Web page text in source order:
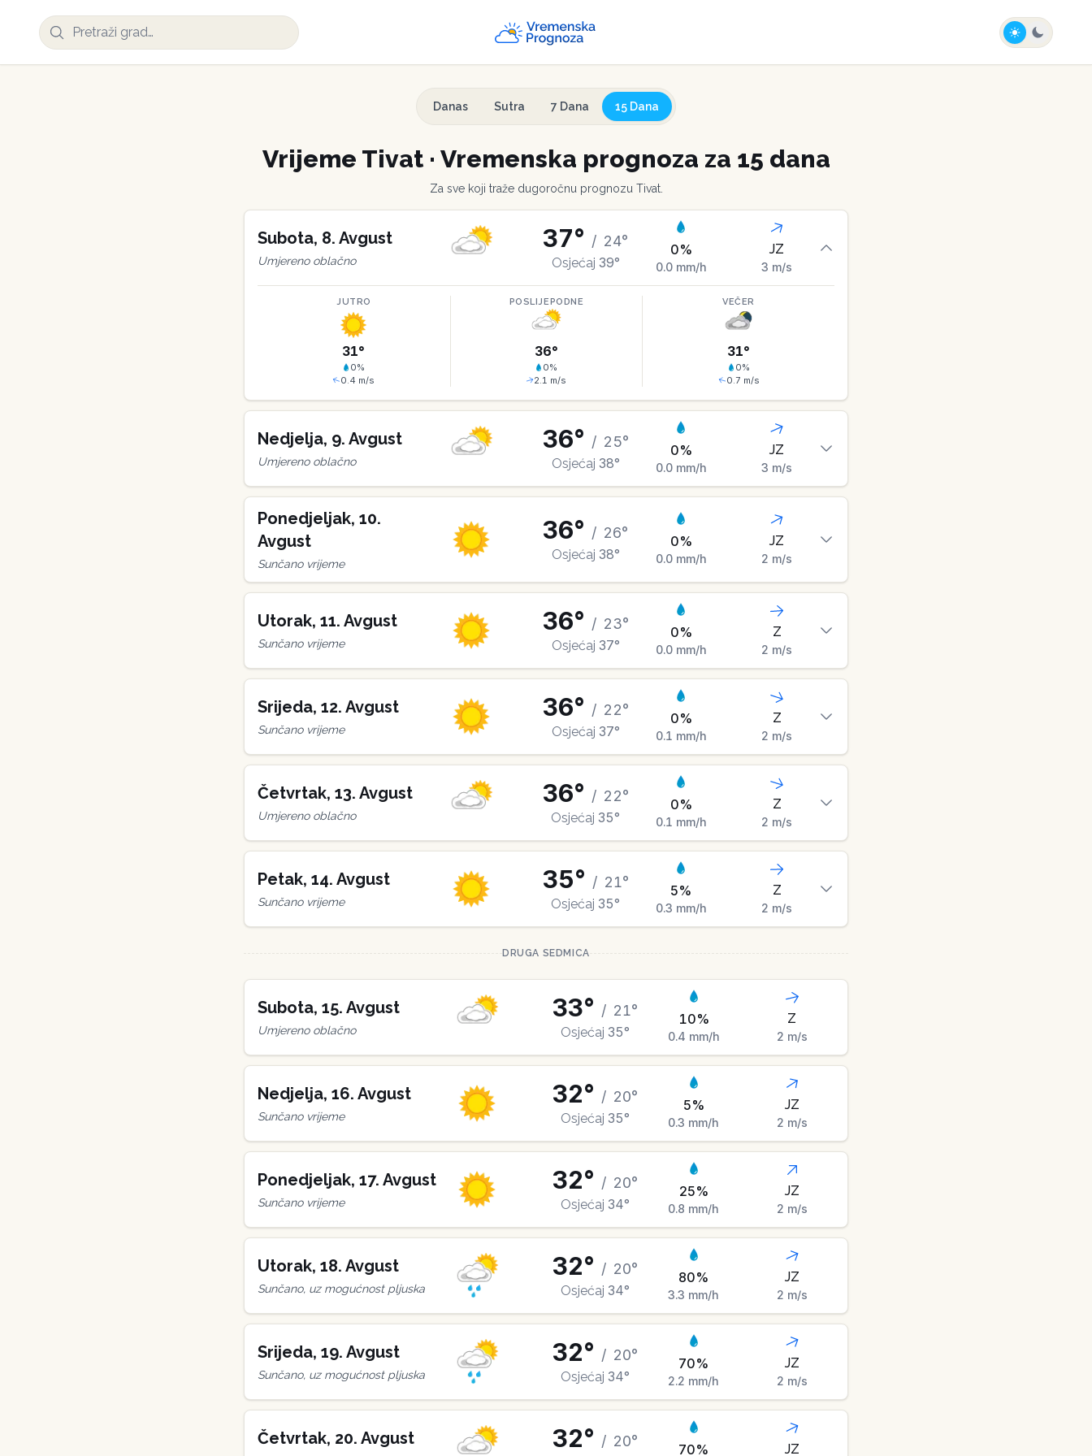
Danas Sutra 7 Dana 15 Dana
Vrijeme Tivat· Vremenska prognoza za 15 dana
Za sve koji traže dugoročnu prognozu Tivat.
Subota, 8. Avgust
Umjereno oblačno
37° / 24°
Osjećaj 39°
0%
0.0mm/h
JZ
3 m/s
JUTRO
31°
0%
0.4 m/s
POSLIJEPODNE
36°
0%
2.1 m/s
VEČER
31°
0%
0.7 m/s
Nedjelja, 9. Avgust
Umjereno oblačno
36° / 25°
Osjećaj 38°
0%
0.0mm/h
JZ
3 m/s
Ponedjeljak, 10.
Avgust
Sunčano vrijeme
36° / 26°
Osjećaj 38°
0%
0.0mm/h
JZ
2 m/s
Utorak, 11. Avgust
Sunčano vrijeme
36° / 23°
Osjećaj 37°
0%
0.0mm/h
Z
2 m/s
Srijeda, 12. Avgust
Sunčano vrijeme
36° / 22°
Osjećaj 37°
0%
0.1 mm/h
Z
2 m/s
Četvrtak, 13. Avgust
Umjereno oblačno
36° / 22°
Osjećaj 35°
0%
0.1 mm/h
Z
2 m/s
Petak, 14. Avgust
Sunčano vrijeme
35° / 21°
Osjećaj 35°
5%
0.3 mm/h
Z
2 m/s
DRUGA SEDMICA
Subota, 15. Avgust
Umjereno oblačno
33° / 21°
Osjećaj 35°
10%
0.4 mm/h
Z
2 m/s
Nedjelja, 16. Avgust
Sunčano vrijeme
32° / 20°
Osjećaj 35°
5%
0.3 mm/h
JZ
2 m/s
Ponedjeljak, 17. Avgust
Sunčano vrijeme
32° / 20°
Osjećaj 34°
25%
0.8 mm/h
JZ
2 m/s
Utorak, 18. Avgust
Sunčano, uz mogućnost pljuska
32° / 20°
Osjećaj 34°
80%
3.3 mm/h
JZ
2 m/s
Srijeda, 19. Avgust
Sunčano, uz mogućnost pljuska
32° / 20°
Osjećaj 34°
70%
2.2 mm/h
JZ
2 m/s
Četvrtak, 20. Avgust 32° / 20°
70% JZ